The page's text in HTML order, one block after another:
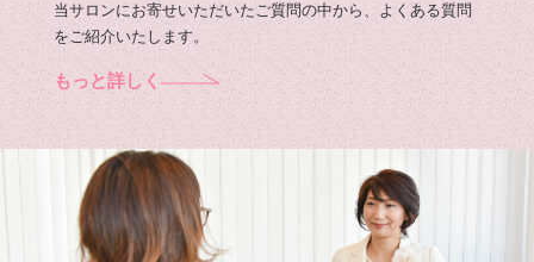
当サロンにお寄せいただいたご質問の中から、よくある質問
をご紹介いたします。
もっと詳しく